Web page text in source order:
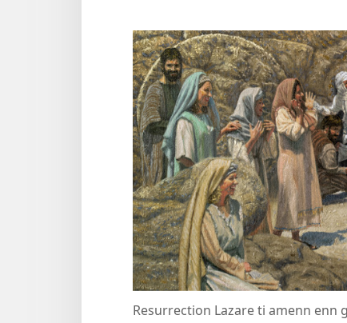
Resurrection Lazare ti amenn enn